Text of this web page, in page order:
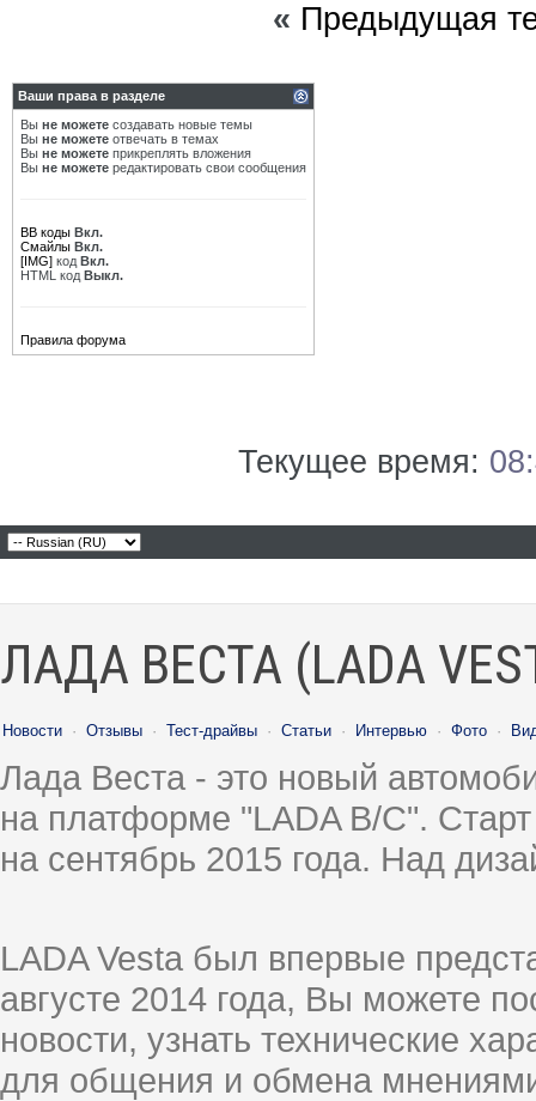
« Предыдущая
Ваши права в разделе
Вы не можете создавать новые темы
Вы не можете отвечать в темах
Вы не можете прикреплять вложения
Вы не можете редактировать свои сообщения
BB коды Вкл.
Смайлы Вкл.
[IMG] код Вкл.
HTML код Выкл.
Правила форума
Текущее время:
ЛАДА ВЕСТА (LADA
Новости · Отзывы · Тест-драйвы · Статьи · Интервью · Фото ·
Лада Веста - это новый
на платформе "LADA B/C".
на сентябрь 2015 года. Над
LADA Vesta был впервые
августе 2014 года, Вы можете
новости, узнать технические
для общения и обмена